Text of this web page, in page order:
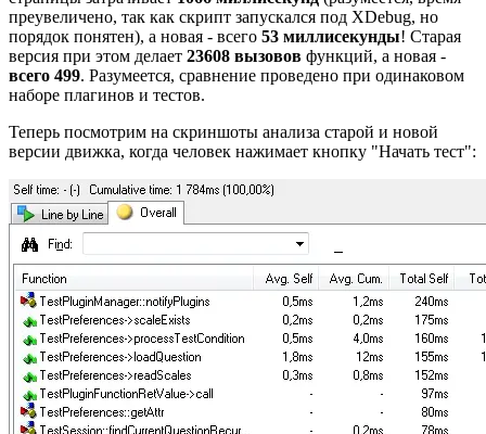
преувеличено, так как скрипт запускался под XDebug, но
порядок понятен), а новая - всего 53 миллисекунды! Старая
версия при этом делает 23608 вызовов функций, а новая -
всего 499. Разумеется, сравнение проведено при одинаковом
наборе плагинов и тестов.
Теперь посмотрим на скриншоты анализа старой и новой
версии движка, когда человек нажимает кнопку "Начать тест":